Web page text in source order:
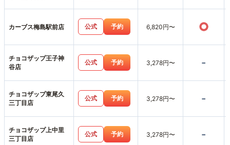
カーブス梅島駅前店 公式 予約 6,820円〜 ○
チョコザップ王子神
谷店
公式 予約 3,278円〜 -
チョコザップ東尾久
三丁目店
公式 予約 3,278円〜 -
チョコザップ上中里
三丁目店
公式 予約 3,278円〜 -